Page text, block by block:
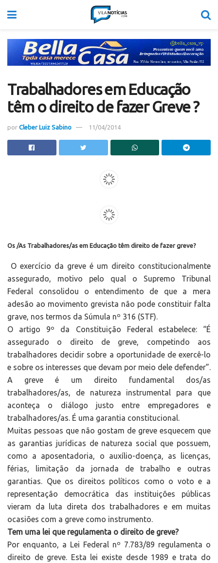
Trabalhadores em Educação
têm o direito de fazer Greve ?
por Cleber Luiz Sabino 11/04/2014
Os /As Trabalhadores/as em Educação têm direito de fazer greve?
O exercício da greve é um direito constitucionalmente
assegurado, motivo pelo qual o Supremo Tribunal
Federal consolidou o entendimento de que a mera
adesão ao movimento grevista não pode constituir falta
grave, nos termos da Súmula nº 316 (STF).
O artigo 9º da Constituição Federal estabelece: “É
assegurado o direito de greve, competindo aos
trabalhadores decidir sobre a oportunidade de exercê-lo
e sobre os interesses que devam por meio dele defender”.
A greve é um direito fundamental dos/as
trabalhadores/as, de natureza instrumental para que
aconteça o diálogo justo entre empregadores e
trabalhadores/as. É uma garantia constitucional.
Muitas pessoas que não gostam de greve esquecem que
as garantias jurídicas de natureza social que possuem,
como a aposentadoria, o auxílio-doença, as licenças,
férias, limitação da jornada de trabalho e outras
garantias. Que os direitos políticos como o voto e a
representação democrática das instituições públicas
vieram da luta direta dos trabalhadores e em muitas
ocasiões com a greve como instrumento.
Tem uma lei que regulamenta o direito de greve?
Por enquanto, a Lei Federal nº 7.783/89 regulamenta o
direito de greve. Esta lei existe desde 1989 e trata do